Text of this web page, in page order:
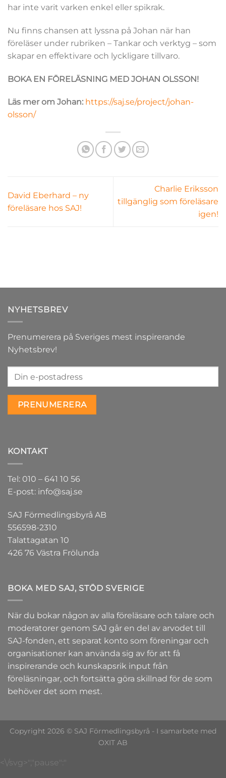
har inte varit varken enkel eller spikrak.
Nu finns chansen att lyssna på Johan när han
föreläser under rubriken – Tankar och verktyg – som
skapar en effektivare och lyckligare tillvaro.
BOKA EN FÖRELÄSNING MED JOHAN OLSSON!
Läs mer om Johan: https://saj.se/project/johan-
olsson/
David Eberhard – ny
föreläsare hos SAJ!
Charlie Eriksson
tillgänglig som föreläsare
igen!
NYHETSBREV
Prenumerera på Sveriges mest inspirerande
Nyhetsbrev!
KONTAKT
Tel: 010 – 641 10 56
E-post: info@saj.se
SAJ Förmedlingsbyrå AB
556598-2310
Talattagatan 10
426 76 Västra Frölunda
BOKA MED SAJ, STÖD SVERIGE
När du bokar någon av alla föreläsare och talare och
moderatorer genom SAJ går en del av arvodet till
SAJ-fonden, ett separat konto som föreningar och
organisationer kan använda sig av för att få
inspirerande och kunskapsrik input från
föreläsningar, och fortsätta göra skillnad för de som
behöver det som mest.
Copyright 2026 © SAJ Förmedlingsbyrå - I samarbete med
OXIT AB
<\/svg>","pause":"